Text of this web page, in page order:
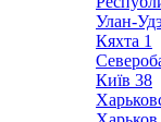
Улан-
Кяхта 1
Київ 38